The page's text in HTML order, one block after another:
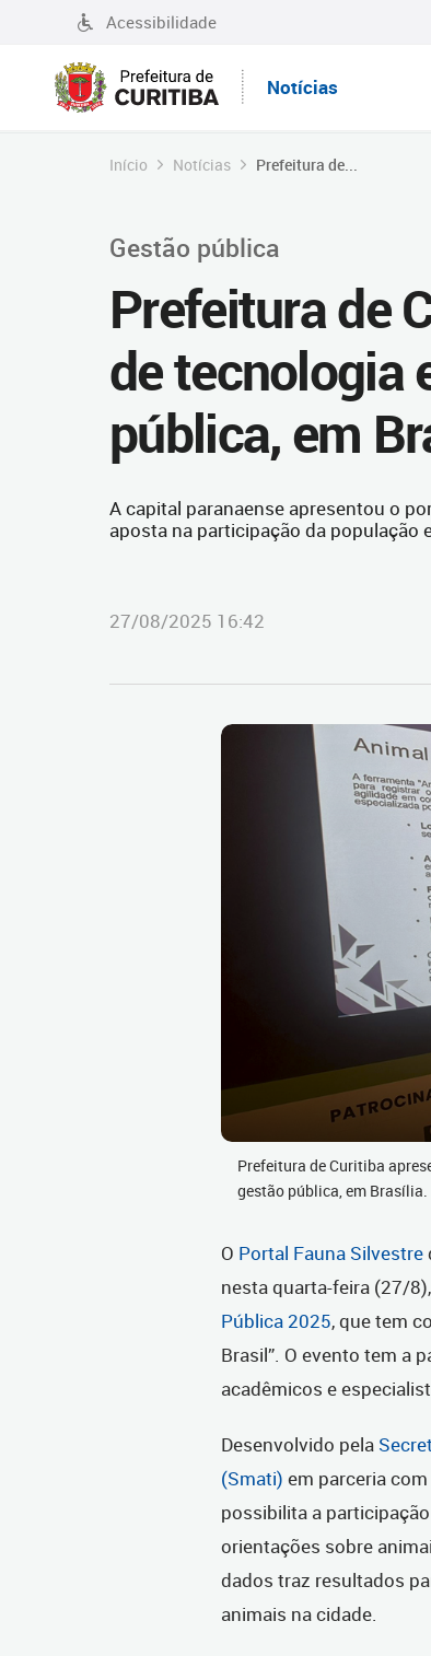
Acessibilidade
Notícias
Início Notícias Prefeitura de...
Gestão pública
Prefeitura de
de tecnologia
pública, em
A capital paranaense apresentou o
aposta na participação da
27/08/2025 16:42
Prefeitura de Curitiba
gestão pública, em
O Portal Fauna Silvestre
nesta quarta-feira (27/
Pública 2025, que tem
Brasil”. O evento tem a
acadêmicos e
Desenvolvido pela
(Smati) em parceria com
possibilita a
orientações sobre
dados traz resultados
animais na cidade.